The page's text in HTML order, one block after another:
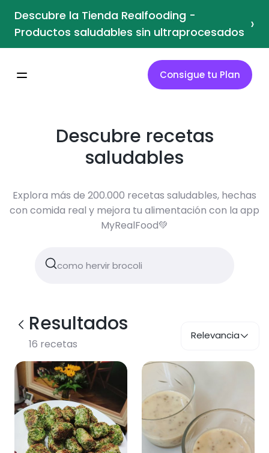
Descubre la Tienda Realfooding -
Productos saludables sin ultraprocesados ›
Consigue tu Plan
Descubre recetas
saludables
Explora más de 200.000 recetas saludables, hechas
con comida real y mejora tu alimentación con la app
MyRealFood💚
Resultados
16 recetas
Relevancia